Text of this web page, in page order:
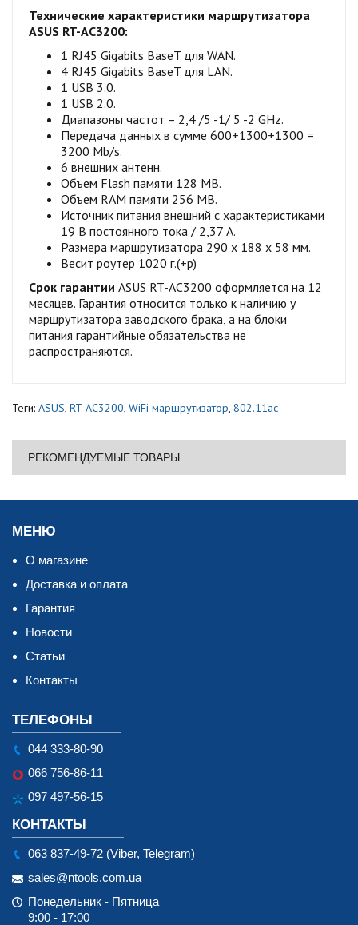
Технические характеристики маршрутизатора
ASUS RT-AC3200:
1 RJ45 Gigabits BaseT для WAN.
4 RJ45 Gigabits BaseT для LAN.
1 USB 3.0.
1 USB 2.0.
Диапазоны частот – 2,4 /5 -1/ 5 -2 GHz.
Передача данных в сумме 600+1300+1300 =
3200 Mb/s.
6 внешних антенн.
Объем Flash памяти 128 MB.
Объем RAM памяти 256 MB.
Источник питания внешний с характеристиками
19 В постоянного тока / 2,37 А.
Размера маршрутизатора 290 x 188 x 58 мм.
Весит роутер 1020 г.(+р)
Срок гарантии ASUS RT-AC3200 оформляется на 12
месяцев. Гарантия относится только к наличию у
маршрутизатора заводского брака, а на блоки
питания гарантийные обязательства не
распространяются.
Теги: ASUS, RT-AC3200, WiFi маршрутизатор, 802.11ac
РЕКОМЕНДУЕМЫЕ ТОВАРЫ
МЕНЮ
О магазине
Доставка и оплата
Гарантия
Новости
Статьи
Контакты
ТЕЛЕФОНЫ
044 333-80-90
066 756-86-11
097 497-56-15
КОНТАКТЫ
063 837-49-72 (Viber, Telegram)
sales@ntools.com.ua
Понедельник - Пятница
9:00 - 17:00